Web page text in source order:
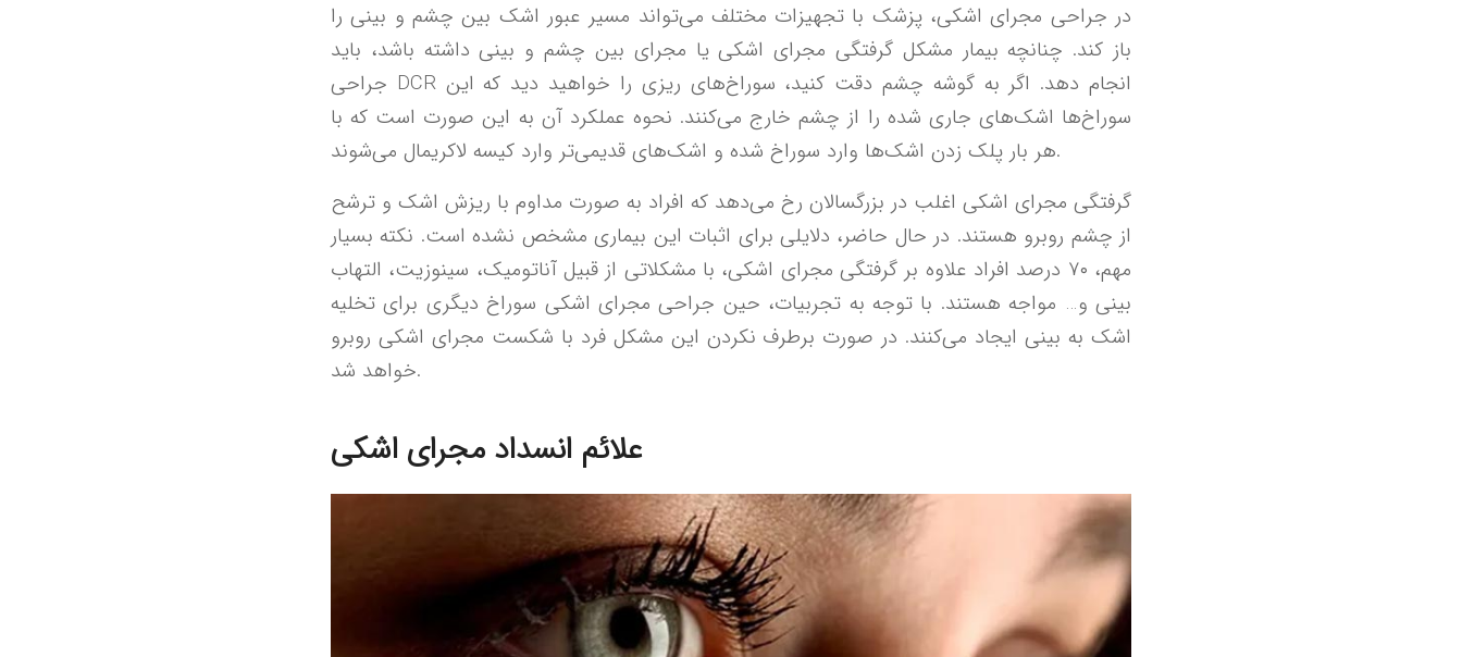
در جراحی مجرای اشکی، پزشک با تجهیزات مختلف می‌تواند مسیر عبور اشک بین چشم و بینی را
باز کند. چنانچه بیمار مشکل گرفتگی مجرای اشکی یا مجرای بین چشم و بینی داشته باشد، باید
جراحی DCR انجام دهد. اگر به گوشه چشم دقت کنید، سوراخ‌های ریزی را خواهید دید که این
سوراخ‌ها اشک‌های جاری شده را از چشم خارج می‌کنند. نحوه عملکرد آن به این صورت است که با
هر بار پلک زدن اشک‌ها وارد سوراخ شده و اشک‌های قدیمی‌تر وارد کیسه لاکریمال می‌شوند.
گرفتگی مجرای اشکی اغلب در بزرگسالان رخ می‌دهد که افراد به صورت مداوم با ریزش اشک و ترشح
از چشم روبرو هستند. در حال حاضر، دلایلی برای اثبات این بیماری مشخص نشده است. نکته بسیار
مهم، ۷۰ درصد افراد علاوه بر گرفتگی مجرای اشکی، با مشکلاتی از قبیل آناتومیک، سینوزیت، التهاب
بینی و… مواجه هستند. با توجه به تجربیات، حین جراحی مجرای اشکی سوراخ دیگری برای تخلیه
اشک به بینی ایجاد می‌کنند. در صورت برطرف نکردن این مشکل فرد با شکست مجرای اشکی روبرو
خواهد شد.
علائم انسداد مجرای اشکی